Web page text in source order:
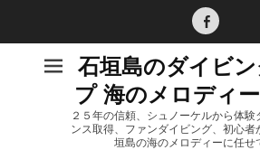
Facebook
石垣島のダイビ
プ 海のメロディ
２５年の信頼、シュノーケルから体
ンス取得、ファンダイビング、初心
垣島の海のメロディーに任せ